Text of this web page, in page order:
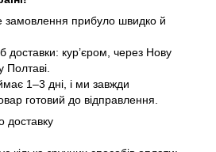
прибуло швидко й
доставки: кур’єром, через Нову
Полтаві.
1–3 дні, і ми завжди
готовий до відправлення.
доставку